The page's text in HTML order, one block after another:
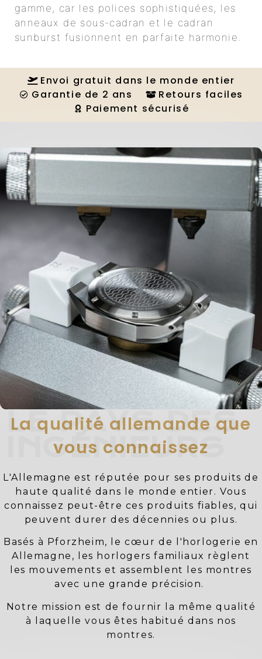
gamme, car les polices sophistiquées, les
anneaux de sous-cadran et le cadran
sunburst fusionnent en parfaite harmonie.
Envoi gratuit dans le monde entier
Garantie de 2 ans
Retours faciles
Paiement sécurisé
La qualité allemande que
vous connaissez
LE PAYS DES
INGÉNIEURS
L'Allemagne est réputée pour ses produits de
haute qualité dans le monde entier. Vous
connaissez peut-être ces produits fiables, qui
peuvent durer des décennies ou plus.
Basés à Pforzheim, le cœur de l'horlogerie en
Allemagne, les horlogers familiaux règlent
les mouvements et assemblent les montres
avec une grande précision.
Notre mission est de fournir la même qualité
à laquelle vous êtes habitué dans nos
montres.